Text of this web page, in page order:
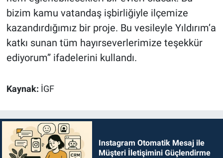
bizim kamu vatandaş işbirliğiyle ilçemize
kazandırdığımız bir proje. Bu vesileyle Yıldırım’a
katkı sunan tüm hayırseverlerimize teşekkür
ediyorum” ifadelerini kullandı.
Kaynak: İGF
Instagram Otomatik Mesaj ile
Müşteri İletişimini Güçlendirme